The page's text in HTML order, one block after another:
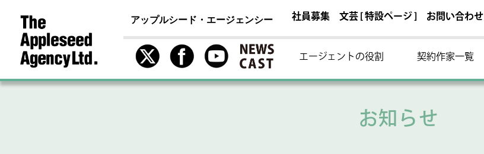
アップルシード・エージェンシー 社員募集 文芸 [ 特設ページ ] お問い合わせ
エージェントの役割 契約作家一覧
お知らせ